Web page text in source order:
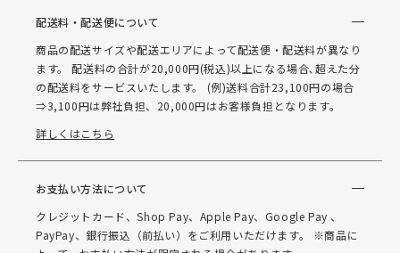
配送料・配送便について
商品の配送サイズや配送エリアによって配送便・配送料が異なり
ます。 配送料の合計が20,000円(税込)以上になる場合､超えた分
の配送料をサービスいたします。 (例)送料合計23,100円の場合
⇒3,100円は弊社負担、20,000円はお客様負担となります。
詳しくはこちら
お支払い方法について
クレジットカード、Shop Pay、Apple Pay、Google Pay 、
PayPay、銀行振込（前払い）をご利用いただけます。 ※商品に